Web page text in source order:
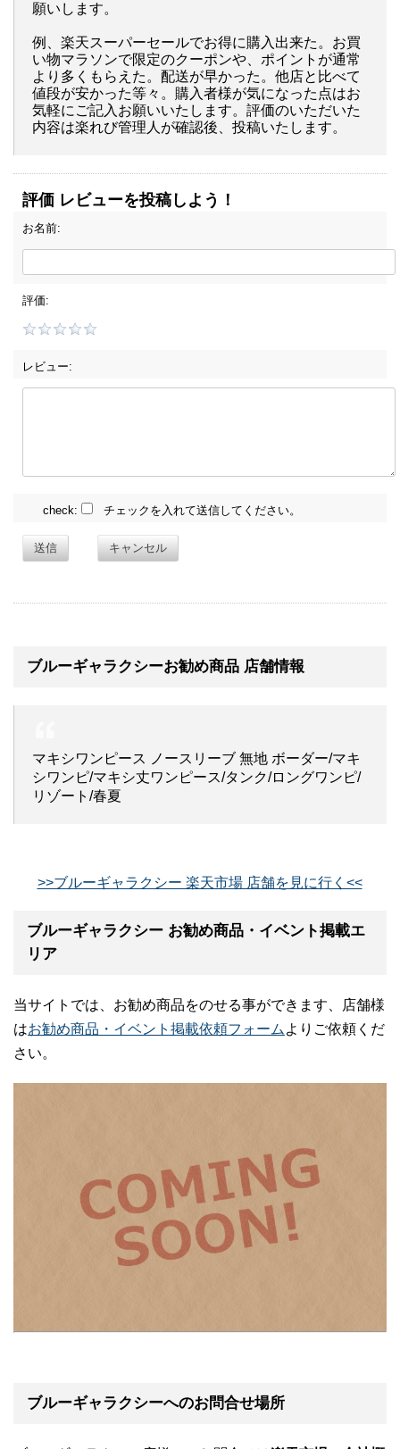
願いします。
例、楽天スーパーセールでお得に購入出来た。お買
い物マラソンで限定のクーポンや、ポイントが通常
より多くもらえた。配送が早かった。他店と比べて
値段が安かった等々。購入者様が気になった点はお
気軽にご記入お願いいたします。評価のいただいた
内容は楽れび管理人が確認後、投稿いたします。
評価 レビューを投稿しよう！
お名前:
評価:
レビュー:
check: チェックを入れて送信してください。
送信 キャンセル
ブルーギャラクシーお勧め商品 店舗情報
マキシワンピース ノースリーブ 無地 ボーダー/マキ
シワンピ/マキシ丈ワンピース/タンク/ロングワンピ/
リゾート/春夏
>>ブルーギャラクシー 楽天市場 店舗を見に行く<<
ブルーギャラクシー お勧め商品・イベント掲載エ
リア
当サイトでは、お勧め商品をのせる事ができます、店舗様
はお勧め商品・イベント掲載依頼フォーム よりご依頼くだ
さい。
ブルーギャラクシーへのお問合せ場所